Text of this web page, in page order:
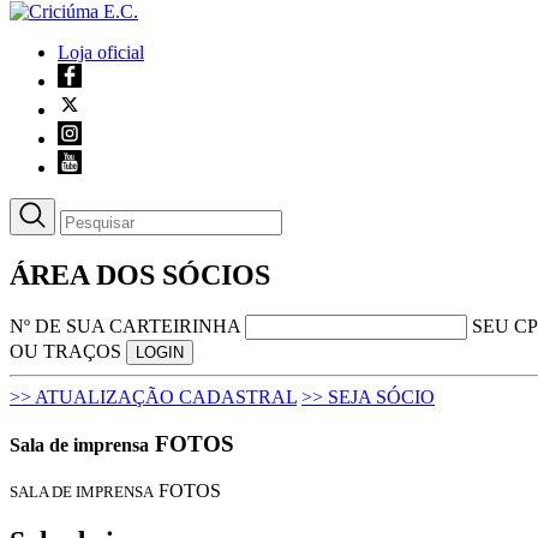
Loja oficial
ÁREA DOS SÓCIOS
Nº DE SUA CARTEIRINHA SEU
OU TRAÇOS
LOGIN
>> ATUALIZAÇÃO CADASTRAL >> SEJA SÓCIO
Sala de imprensa FOTOS
SALA DE IMPRENSA FOTOS